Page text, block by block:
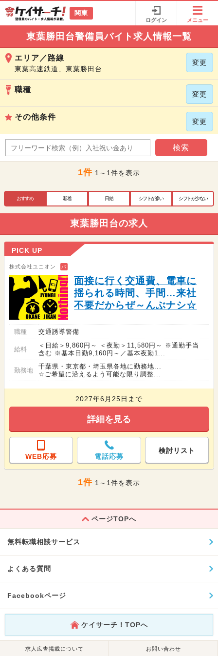
関東
ログイン メニュー
東葉勝田台警備員バイト求人情報一覧
エリア／路線
東葉高速鉄道、東葉勝田台
変更
職種
変更
その他条件
変更
検索
1件 1～1件を表示
おすすめ 新着 日給 シフトが多い シフトが少ない
東葉勝田台の求人
PICK UP
株式会社ユニオン バ
面接に行く交通費、電車に
揺られる時間、手間…来社
不要だからぜ～んぶナシ☆
職種 交通誘導警備
給料
＜日給＞9,860円～ ＜夜勤＞11,580円～ ※通勤手当
含む ※基本日勤9,160円～／基本夜勤1...
勤務地
千葉県・東京都・埼玉県各地に勤務地...
☆ご希望に沿えるよう可能な限り調整...
2027年6月25日まで
詳細を見る
WEB応募 電話応募
検討リスト
1件 1～1件を表示
ページTOPへ
無料転職相談サービス
よくある質問
Facebookページ
ケイサーチ！TOPへ
求人広告掲載について お問い合わせ